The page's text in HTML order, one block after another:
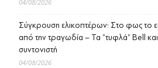
04/08/2026
Σύγκρουση ελικοπτέρων: Στο φως το
από την τραγωδία – Τα “τυφλά” Bell
συντονιστή
04/08/2026